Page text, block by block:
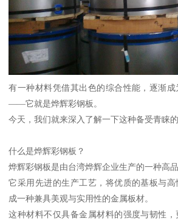
有一种材料凭借其出色的综合性能，逐渐
——它就是烨辉彩钢板。
今天，我们就来深入了解一下这种备受青睐的
什么是烨辉彩钢板？
烨辉彩钢板是由台湾烨辉企业生产的一种高品
它采用先进的生产工艺，将优质的基板与
成一种兼具美观与实用性的金属板材。
这种材料不仅具备金属材料的强度与韧性